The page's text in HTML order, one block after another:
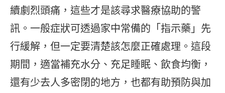
續劇烈頭痛，這些才是該尋求醫療協助的警
訊。一般症狀可透過家中常備的「指示藥」先
行緩解，但一定要清楚該怎麼正確處理。這段
期間，適當補充水分、充足睡眠、飲食均衡，
還有少去人多密閉的地方，也都有助預防與加